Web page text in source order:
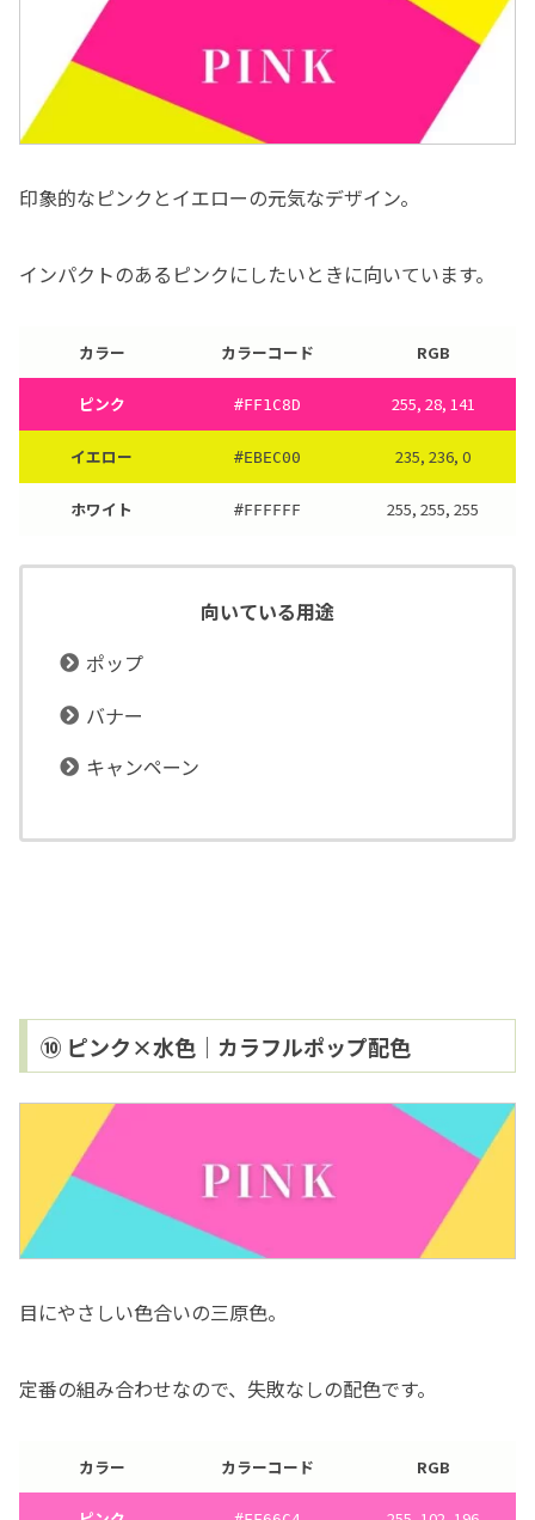
印象的なピンクとイエローの元気なデザイン。
インパクトのあるピンクにしたいときに向いています。
カラー カラーコード RGB
ピンク #FF1C8D 255, 28, 141
イエロー #EBEC00 235, 236, 0
ホワイト #FFFFFF 255, 255, 255
向いている用途
ポップ
バナー
キャンペーン
⑩ ピンク×水色｜カラフルポップ配色
目にやさしい色合いの三原色。
定番の組み合わせなので、失敗なしの配色です。
カラー カラーコード RGB